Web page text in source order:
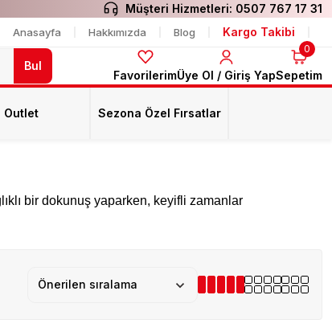
Müşteri Hizmetleri: 0507 767 17 31
Anasayfa Hakkımızda Blog Kargo Takibi
Bul
FavorilerimÜye Ol / Giriş Yap
0
Sepetim
Outlet Sezona Özel Fırsatlar
bir dokunuş yaparken, keyifli zamanlar